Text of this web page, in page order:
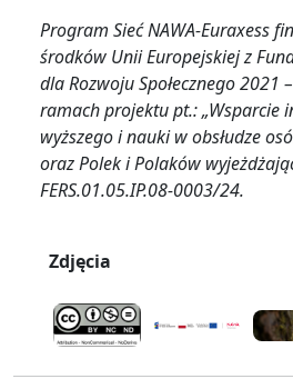
Program Sieć NAWA-Euraxess
środków Unii Europejskiej z
dla Rozwoju Społecznego 2021
ramach projektu pt.: „Wsparcie
wyższego i nauki w obsłudze
oraz Polek i Polaków
FERS.01.05.IP.08-0003/24.
Zdjęcia